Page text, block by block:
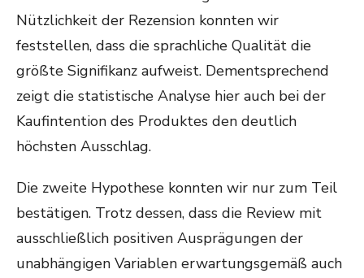
Nützlichkeit der Rezension konnten wir
feststellen, dass die sprachliche Qualität die
größte Signifikanz aufweist. Dementsprechend
zeigt die statistische Analyse hier auch bei der
Kaufintention des Produktes den deutlich
höchsten Ausschlag.
Die zweite Hypothese konnten wir nur zum Teil
bestätigen. Trotz dessen, dass die Review mit
ausschließlich positiven Ausprägungen der
unabhängigen Variablen erwartungsgemäß auch